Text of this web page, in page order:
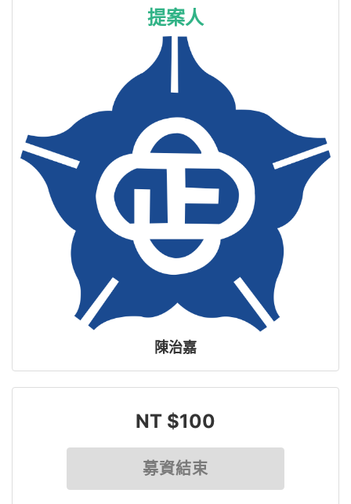
提案人
陳治嘉
NT $100
募資結束